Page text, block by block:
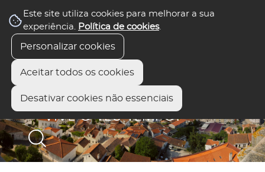
Este site utiliza cookies para melhorar a sua
experiência. Política de cookies.
Personalizar cookies
Aceitar todos os cookies
Desativar cookies não essenciais